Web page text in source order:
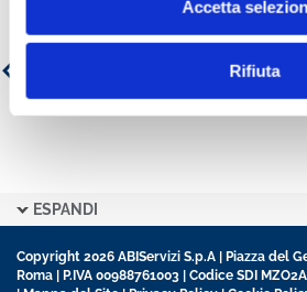
Accetta
Rifiuta
ESPANDI
Copyright 2026 ABIServizi S.p.A | Piazza del
Roma | P.IVA 00988761003 | Codice SDI